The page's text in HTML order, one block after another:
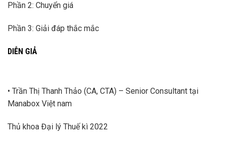
Phần 2: Chuyển giá
Phần 3: Giải đáp thắc mắc
DIỄN GIẢ
• Trần Thị Thanh Thảo (CA, CTA) – Senior Consultant tại
Manabox Việt nam
Thủ khoa Đại lý Thuế kì 2022